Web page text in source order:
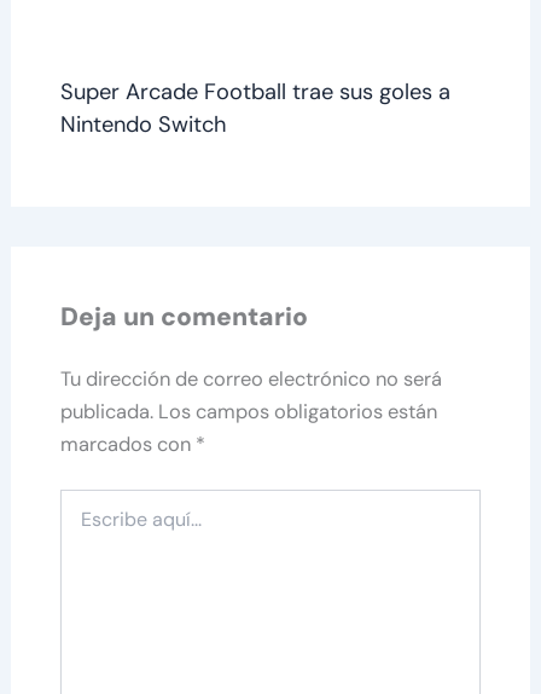
Super Arcade Football trae sus goles a
Nintendo Switch
Deja un comentario
Tu dirección de correo electrónico no será
publicada. Los campos obligatorios están
marcados con *
aquí...